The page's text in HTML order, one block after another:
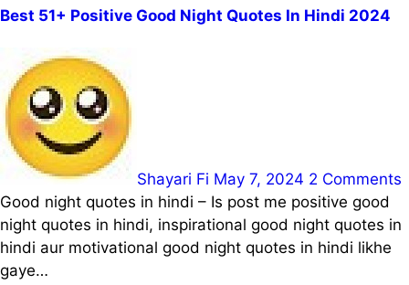
Best 51+ Positive Good Night Quotes In Hindi 2024
Shayari Fi May 7, 2024 2 Comments
Good night quotes in hindi – Is post me positive good
night quotes in hindi, inspirational good night quotes in
hindi aur motivational good night quotes in hindi likhe
gaye…